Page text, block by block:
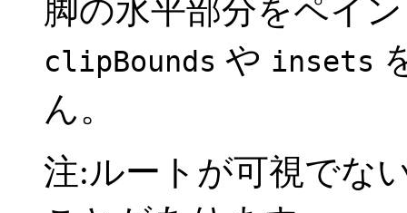
脚の水平部分をペイ
clipBounds や insets
ん。
注:ルートが可視でな